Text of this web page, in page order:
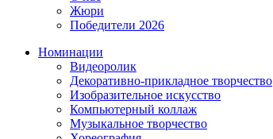
Жюри
Победители 2026
Номинации
Видеоролик
Декоративно-прикладное творчество
Изобразительное искусство
Компьютерный коллаж
Музыкальное творчество